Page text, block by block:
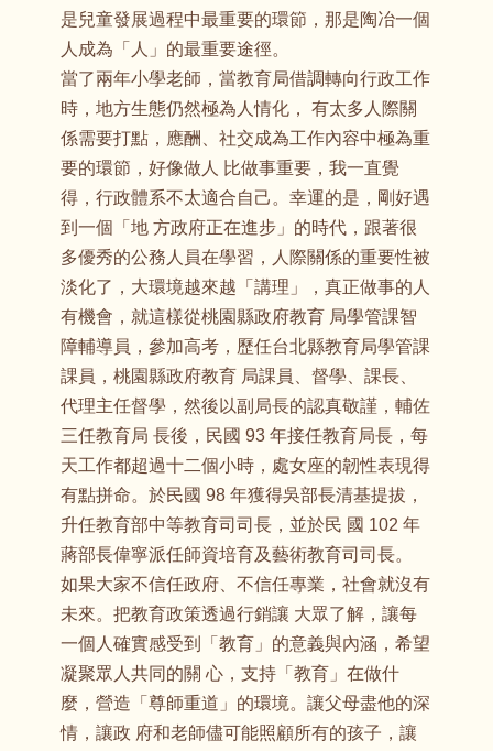
是兒童發展過程中最重要的環節，那是陶冶一個
人成為「人」的最重要途徑。
當了兩年小學老師，當教育局借調轉向行政工作
時，地方生態仍然極為人情化， 有太多人際關
係需要打點，應酬、社交成為工作內容中極為重
要的環節，好像做人 比做事重要，我一直覺
得，行政體系不太適合自己。幸運的是，剛好遇
到一個「地 方政府正在進步」的時代，跟著很
多優秀的公務人員在學習，人際關係的重要性被
淡化了，大環境越來越「講理」，真正做事的人
有機會，就這樣從桃園縣政府教育 局學管課智
障輔導員，參加高考，歷任台北縣教育局學管課
課員，桃園縣政府教育 局課員、督學、課長、
代理主任督學，然後以副局長的認真敬謹，輔佐
三任教育局 長後，民國 93 年接任教育局長，每
天工作都超過十二個小時，處女座的韌性表現得
有點拼命。於民國 98 年獲得吳部長清基提拔，
升任教育部中等教育司司長，並於民 國 102 年
蔣部長偉寧派任師資培育及藝術教育司司長。
如果大家不信任政府、不信任專業，社會就沒有
未來。把教育政策透過行銷讓 大眾了解，讓每
一個人確實感受到「教育」的意義與內涵，希望
凝聚眾人共同的關 心，支持「教育」在做什
麼，營造「尊師重道」的環境。讓父母盡他的深
情，讓政 府和老師儘可能照顧所有的孩子，讓